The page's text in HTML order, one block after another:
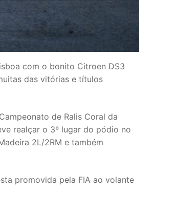
com o bonito Citroen DS3
das vitórias e títulos
de Ralis Coral da
realçar o 3º lugar do pódio no
2L/2RM e também
promovida pela FIA ao volante